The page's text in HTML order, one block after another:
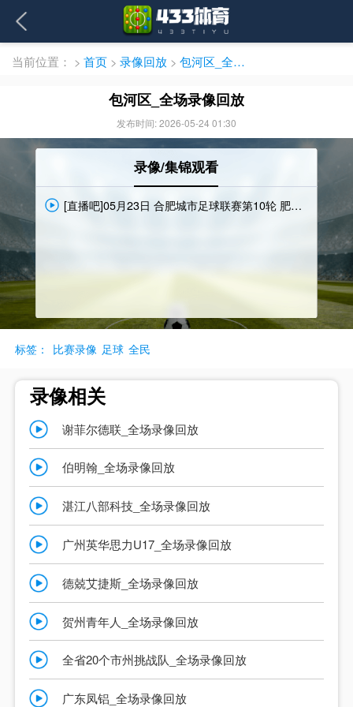
当前位置： > 首页 > 录像回放 > 包河区_全场录像回放
包河区_全场录像回放
发布时间: 2026-05-24 01:30
录像/集锦观看
[直播吧]05月23日 合肥城市足球联赛第10轮 肥西县 VS 包河区 全场录像 [小窗/手机/PAD观看]
标签： 比赛录像 足球 全民
录像相关
谢菲尔德联_全场录像回放
伯明翰_全场录像回放
湛江八部科技_全场录像回放
广州英华思力U17_全场录像回放
德兢艾捷斯_全场录像回放
贺州青年人_全场录像回放
全省20个市州挑战队_全场录像回放
广东凤铝_全场录像回放